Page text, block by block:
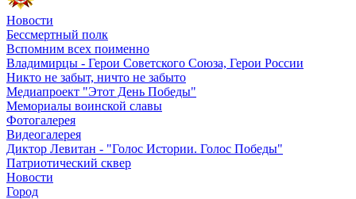
Новости
Бессмертный полк
Вспомним всех поименно
Владимирцы - Герои Советского Союза, Герои России
Никто не забыт, ничто не забыто
Медиапроект "Этот День Победы"
Мемориалы воинской славы
Фотогалерея
Видеогалерея
Диктор Левитан - "Голос Истории. Голос Победы"
Патриотический сквер
Новости
Город